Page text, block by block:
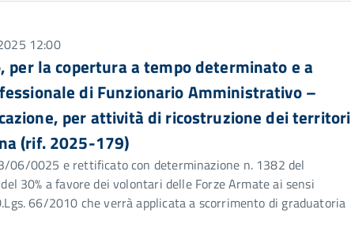
12:00
la copertura a tempo determinato e a
di Funzionario Amministrativo –
per attività di ricostruzione dei territori
(rif. 2025-179)
06/0025 e rettificato con determinazione n. 1382 del
30% a favore dei volontari delle Forze Armate ai sensi
66/2010 che verrà applicata a scorrimento di graduatoria